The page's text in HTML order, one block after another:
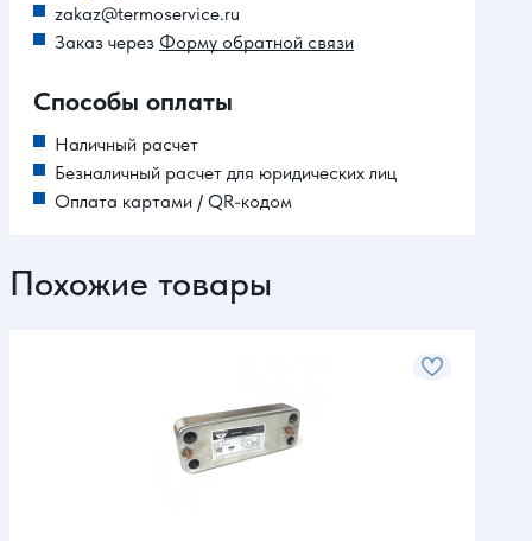
zakaz@termoservice.ru
Заказ через Форму обратной связи
Способы оплаты
Наличный расчет
Безналичный расчет для юридических лиц
Оплата картами / QR-кодом
Похожие товары